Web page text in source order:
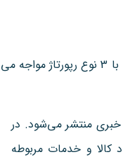
اگر رپورتاژها را بر اساس نوع انتشار و نوع تبلیغات بخواهیم با هم مقایسه کنیم، با 3 نوع رپورتاژ مواجه می
خبری منتشر می‌شود. در
و خدمات مربوطه